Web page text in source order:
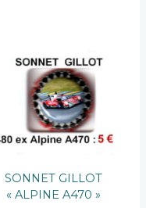
SONNET GILLOT
« ALPINE A470 »